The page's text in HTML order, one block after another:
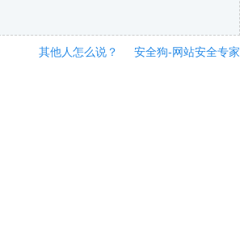
其他人怎么说？ 安全狗-网站安全专家